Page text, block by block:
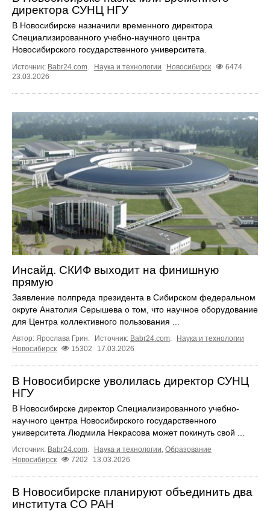
директора СУНЦ НГУ
В Новосибирске назначили временного директора
Специализированного учебно-научного центра
Новосибирского государственного университета.
Источник: Babr24.com. Наука и технологии Новосибирск
6474
23.03.2026
Инсайд. СКИФ выходит на финишную
прямую
Заявление полпреда президента в Сибирском федеральном
округе Анатолия Серышева о том, что научное оборудование
для Центра коллективного пользования ...
Автор: Ярослава Грин. Источник: Babr24.com
Наука и технологии
Новосибирск
15302 17.03.2026
В Новосибирске уволилась директор СУНЦ
НГУ
В Новосибирске директор Специализированного учебно-
научного центра Новосибирского государственного
университета Людмила Некрасова может покинуть свой ...
Источник: Babr24.com Наука и технологии Образование
Новосибирск
7202 13.03.2026
В Новосибирске планируют объединить два
института СО РАН